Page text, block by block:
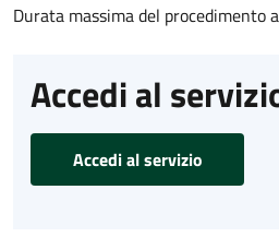
Durata massima del procedimento
Accedi al
Accedi al servizio